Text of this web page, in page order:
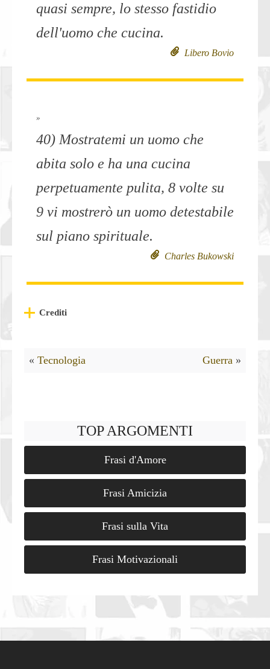
quasi sempre, lo stesso fastidio
dell'uomo che cucina.
Libero Bovio
»
40) Mostratemi un uomo che
abita solo e ha una cucina
perpetuamente pulita, 8 volte su
9 vi mostrerò un uomo detestabile
sul piano spirituale.
Charles Bukowski
Crediti
« Tecnologia Guerra »
TOP ARGOMENTI
Frasi d'Amore
Frasi Amicizia
Frasi sulla Vita
Frasi Motivazionali